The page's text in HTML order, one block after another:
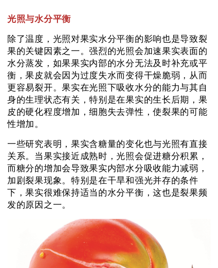
光照与水分平衡
除了温度，光照对果实水分平衡的影响也是导致裂
果的关键因素之一。强烈的光照会加速果实表面的
水分蒸发，如果果实内部的水分无法及时补充或平
衡，果皮就会因为过度失水而变得干燥脆弱，从而
更容易裂开。果实在光照下吸收水分的能力与其自
身的生理状态有关，特别是在果实的生长后期，果
皮的硬化程度增加，细胞失去弹性，使裂果的可能
性增加。
一些研究表明，果实含糖量的变化也与光照有直接
关系。当果实接近成熟时，光照会促进糖分积累，
而糖分的增加会导致果实内部水分吸收能力减弱，
加剧裂果现象。特别是在干旱和强光并存的条件
下，果实很难保持适当的水分平衡，这也是裂果频
发的原因之一。